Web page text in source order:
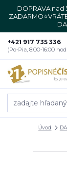
DOPRAVA nad
+421 917 735 336
(Po-Pia, 8:00-16:00
Úvod